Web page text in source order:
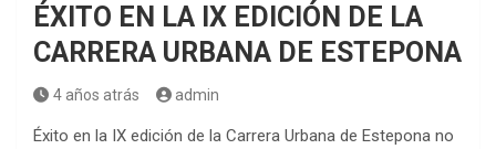
ÉXITO EN LA IX EDICIÓN DE LA
CARRERA URBANA DE ESTEPONA
4 años atrás admin
Éxito en la IX edición de la Carrera Urbana de Estepona no